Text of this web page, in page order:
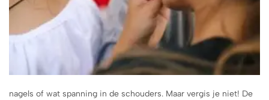
nagels of wat spanning in de schouders. Maar vergis je niet! De